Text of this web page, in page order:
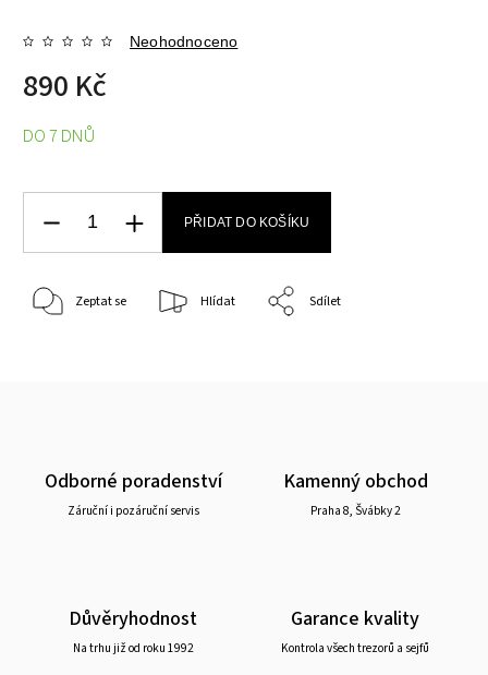
Neohodnoceno
890 Kč
DO 7 DNŮ
PŘIDAT DO KOŠÍKU
Zeptat se Hlídat Sdílet
Odborné poradenství
Záruční i pozáruční servis
Kamenný obchod
Praha 8, Švábky 2
Důvěryhodnost
Na trhu již od roku 1992
Garance kvality
Kontrola všech trezorů a sejfů